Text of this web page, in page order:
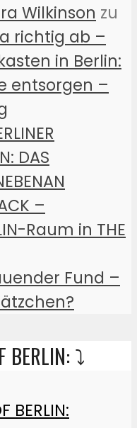
Wilkinson zu
richtig ab –
in Berlin:
entsorgen –
DAS
–
Raum in THE
Fund –
BERLIN: ⤵️